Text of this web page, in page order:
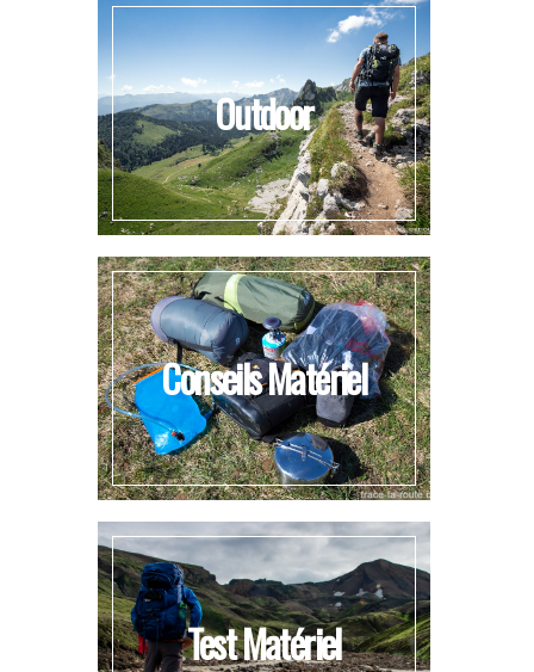
Outdoor
Conseils Matériel
Test Matériel